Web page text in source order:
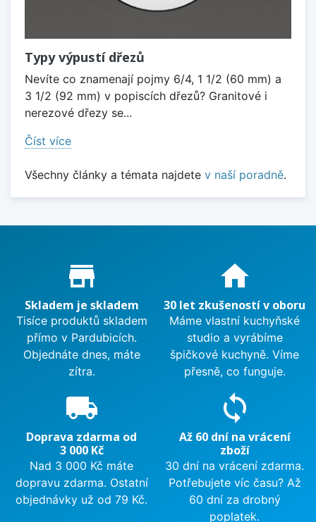
Typy výpustí dřezů
Nevíte co znamenají pojmy 6/4, 1 1/2 (60 mm) a
3 1/2 (92 mm) v popiscích dřezů? Granitové i
nerezové dřezy se...
Číst více
Všechny články a témata najdete v naší poradně.
Proč nakupovat u nás?
store_mall_directory
Skladem je skladem
Tisíce produktů skladem
přímo v Pardubicích.
Objednáte dnes, máte
zítra.
home
30 let zkušeností v oboru
Máme vlastní kuchyňské
studio a vyrábíme
špičkové kuchyně. Víme
přesně, co funguje.
local_shipping
Doprava zdarma od
3 000 Kč
Nad 3 000 Kč máte
dopravu zdarma. Ostatní
objednávky už od 79 Kč.
sync
Až 60 dní na vrácení
zboží
30 dní na vrácení zdarma.
Potřebujete víc času? Až
60 dní za drobný
poplatek.